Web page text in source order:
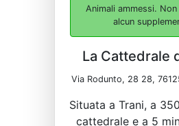
Animali ammessi.
alcun
La Cattedrale
Via Rodunto, 28 28,
Situata a Trani, a
cattedrale e a 5